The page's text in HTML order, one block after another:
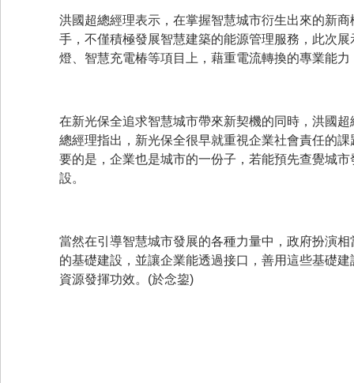
洪國超總經理表示，在掌握智慧城市衍生出來的新
手，不僅積極發展智慧建築的能源管理服務，此次
燈、智慧充電椿等項目上，藉重電流轉換的專業能
在新光保全追求智慧城市帶來新契機的同時，洪國
總經理指出，新光保全很早就重視企業社會責任的
要的是，企業也是城市的一份子，若能預先查覺城
設。
當然在引導智慧城市發展的各種力量中，政府扮演
的基礎建設，並讓企業能透過接口，善用這些基礎
資源發揮功效。(於念鋆)